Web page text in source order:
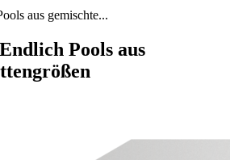
aus gemischte...
Pools aus